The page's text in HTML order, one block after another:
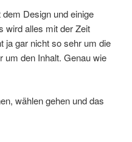
Design und einige
wird alles mit der Zeit
ja gar nicht so sehr um die
um den Inhalt. Genau wie
wählen gehen und das